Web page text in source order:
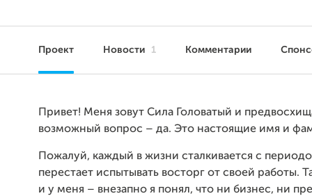
Проект Новости 1 Комментарии
Привет! Меня зовут Сила Головатый и
возможный вопрос – да. Это настоящие имя и
Пожалуй, каждый в жизни сталкивается с
перестает испытывать восторг от своей работы.
и у меня – внезапно я понял, что ни бизнес, ни